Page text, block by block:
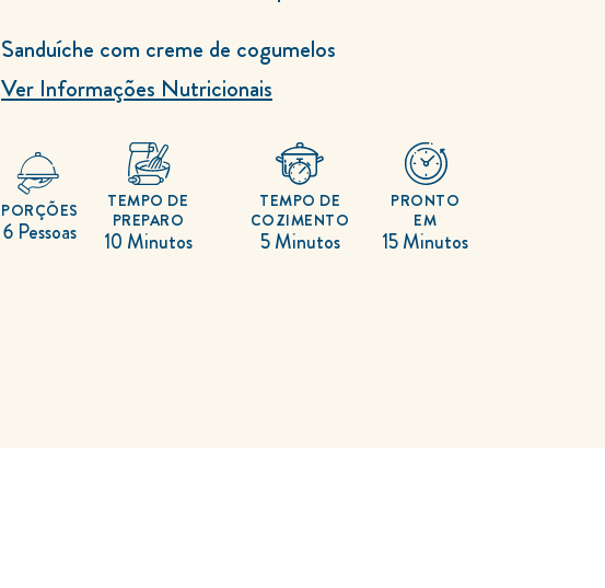
este
Sanduíche com creme de cogumelos
Ver Informações Nutricionais
6 Pessoas
PORÇÕES
10 Minutos
TEMPO DE
PREPARO
5 Minutos
TEMPO DE
COZIMENTO
15 Minutos
PRONTO
EM